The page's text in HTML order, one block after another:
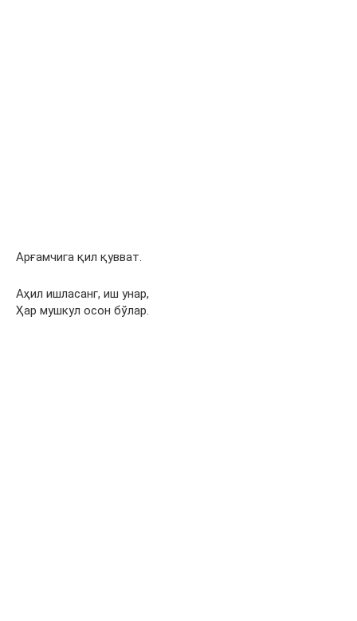
Арғамчига қил қувват.
Аҳил ишласанг, иш унар,
Ҳар мушкул осон бўлар.